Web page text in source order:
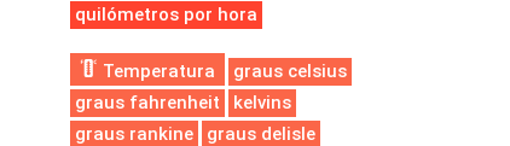
quilómetros por hora
Temperatura
graus celsius
graus fahrenheit
kelvins
graus rankine
graus delisle